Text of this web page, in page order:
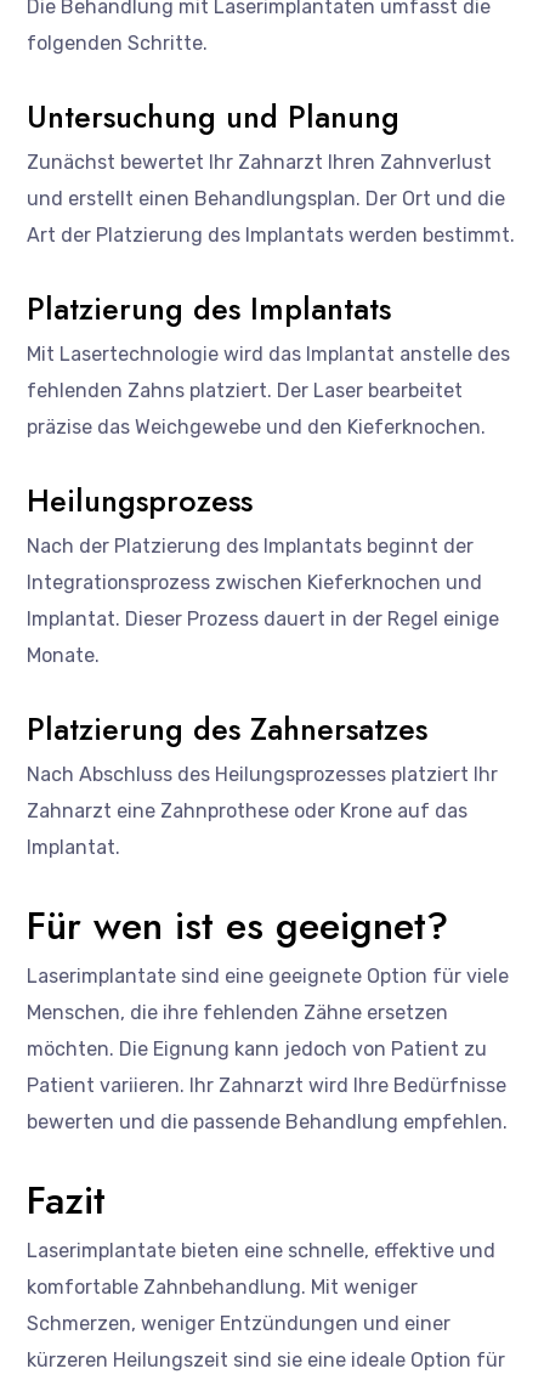
Die Behandlung mit Laserimplantaten umfasst die
folgenden Schritte.
Untersuchung und Planung
Zunächst bewertet Ihr Zahnarzt Ihren Zahnverlust
und erstellt einen Behandlungsplan. Der Ort und die
Art der Platzierung des Implantats werden bestimmt.
Platzierung des Implantats
Mit Lasertechnologie wird das Implantat anstelle des
fehlenden Zahns platziert. Der Laser bearbeitet
präzise das Weichgewebe und den Kieferknochen.
Heilungsprozess
Nach der Platzierung des Implantats beginnt der
Integrationsprozess zwischen Kieferknochen und
Implantat. Dieser Prozess dauert in der Regel einige
Monate.
Platzierung des Zahnersatzes
Nach Abschluss des Heilungsprozesses platziert Ihr
Zahnarzt eine Zahnprothese oder Krone auf das
Implantat.
Für wen ist es geeignet?
Laserimplantate sind eine geeignete Option für viele
Menschen, die ihre fehlenden Zähne ersetzen
möchten. Die Eignung kann jedoch von Patient zu
Patient variieren. Ihr Zahnarzt wird Ihre Bedürfnisse
bewerten und die passende Behandlung empfehlen.
Fazit
Laserimplantate bieten eine schnelle, effektive und
komfortable Zahnbehandlung. Mit weniger
Schmerzen, weniger Entzündungen und einer
kürzeren Heilungszeit sind sie eine ideale Option für